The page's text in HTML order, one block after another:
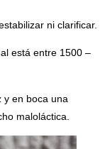
ni clarificar.
está entre 1500 –
y en boca una
maloláctica.